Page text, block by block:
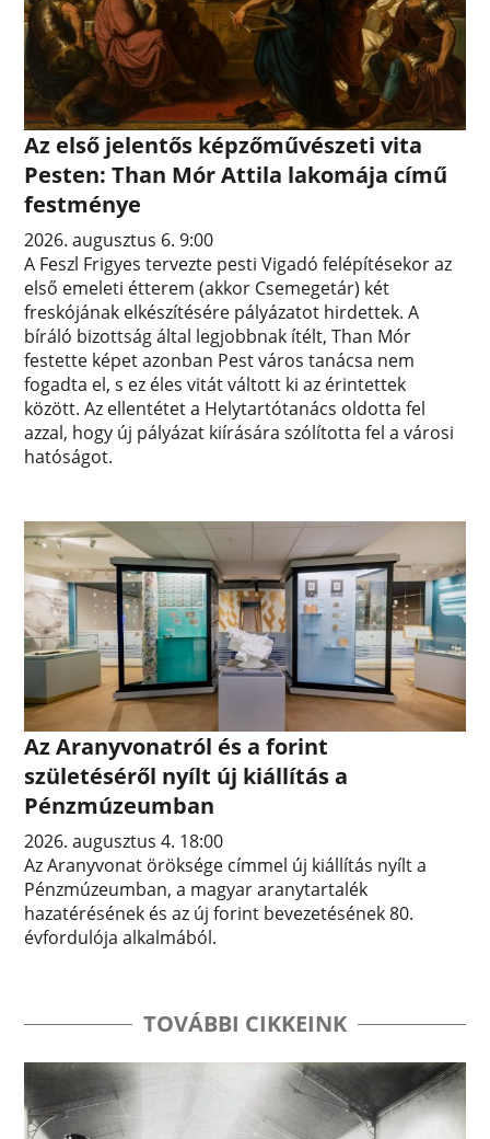
Az első jelentős képzőművészeti vita
Pesten: Than Mór Attila lakomája című
festménye
2026. augusztus 6. 9:00
A Feszl Frigyes tervezte pesti Vigadó felépítésekor az
első emeleti étterem (akkor Csemegetár) két
freskójának elkészítésére pályázatot hirdettek. A
bíráló bizottság által legjobbnak ítélt, Than Mór
festette képet azonban Pest város tanácsa nem
fogadta el, s ez éles vitát váltott ki az érintettek
között. Az ellentétet a Helytartótanács oldotta fel
azzal, hogy új pályázat kiírására szólította fel a városi
hatóságot.
Az Aranyvonatról és a forint
születéséről nyílt új kiállítás a
Pénzmúzeumban
2026. augusztus 4. 18:00
Az Aranyvonat öröksége címmel új kiállítás nyílt a
Pénzmúzeumban, a magyar aranytartalék
hazatérésének és az új forint bevezetésének 80.
évfordulója alkalmából.
TOVÁBBI CIKKEINK